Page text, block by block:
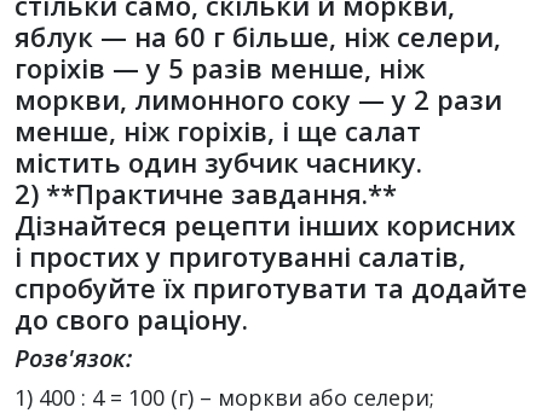
яблук — на 60 г більше, ніж селери,
горіхів — у 5 разів менше, ніж
моркви, лимонного соку — у 2 рази
менше, ніж горіхів, і ще салат
містить один зубчик часнику.
2) **Практичне завдання.**
Дізнайтеся рецепти інших корисних
і простих у приготуванні салатів,
спробуйте їх приготувати та додайте
до свого раціону.
Розв'язок:
1) 400 : 4 = 100 (г) – моркви або селери;